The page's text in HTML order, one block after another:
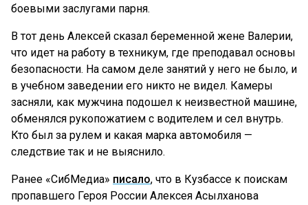
боевыми заслугами парня.
В тот день Алексей сказал беременной жене Валерии,
что идет на работу в техникум, где преподавал основы
безопасности. На самом деле занятий у него не было, и
в учебном заведении его никто не видел. Камеры
засняли, как мужчина подошел к неизвестной машине,
обменялся рукопожатием с водителем и сел внутрь.
Кто был за рулем и какая марка автомобиля —
следствие так и не выяснило.
Ранее «СибМедиа» писало, что в Кузбассе к поискам
пропавшего Героя России Алексея Асылханова